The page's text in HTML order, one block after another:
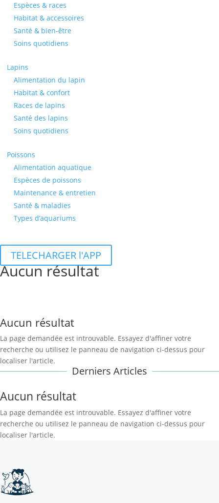
Espèces & races
Habitat & accessoires
Santé & bien-être
Soins quotidiens
Lapins
Alimentation du lapin
Habitat & confort
Races de lapins
Santé des lapins
Soins quotidiens
Poissons
Alimentation aquatique
Espèces de poissons
Maintenance & entretien
Santé & maladies
Types d’aquariums
TELECHARGER l'APP
Aucun résultat
Aucun résultat
La page demandée est introuvable. Essayez d'affiner votre
recherche ou utilisez le panneau de navigation ci-dessus pour
localiser l'article.
Derniers Articles
Aucun résultat
La page demandée est introuvable. Essayez d'affiner votre
recherche ou utilisez le panneau de navigation ci-dessus pour
localiser l'article.